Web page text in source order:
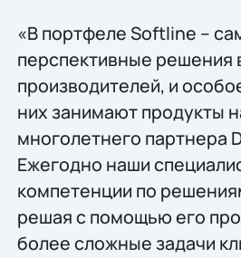
«В портфеле Softline –
перспективные решения
производителей, и
них занимают продукты
многолетнего партнера
Ежегодно наши
компетенции по
решая с помощью его
более сложные задачи